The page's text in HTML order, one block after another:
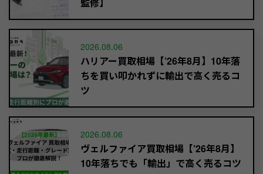
監修】
2026.08.06
ハリアー買取相場【’26年8月】10年落
ちを買い叩かれずに輸出で高く売るコ
ツ
2026.08.06
ヴェルファイア買取相場【’26年8月】
10年落ちでも「輸出」で高く売るコツ